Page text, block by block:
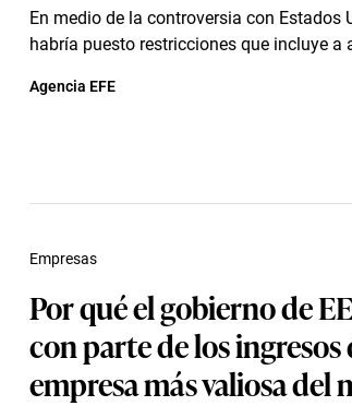
En medio de la controversia con Estados
habría puesto restricciones que incluye a
Agencia EFE
Por qué el gobierno de
con parte de los ingresos
empresa más valiosa del
Empresas